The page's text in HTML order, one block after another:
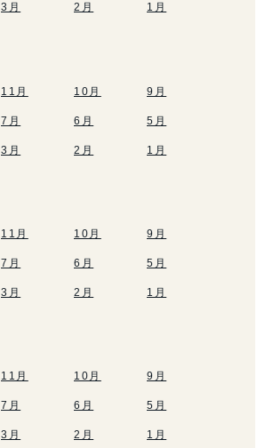
3月 2月 1月
11月 10月 9月
7月 6月 5月
3月 2月 1月
11月 10月 9月
7月 6月 5月
3月 2月 1月
11月 10月 9月
7月 6月 5月
3月 2月 1月